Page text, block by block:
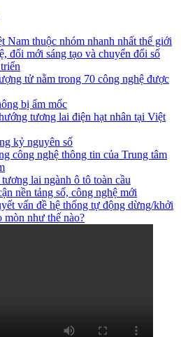
Nam thuộc nhóm nhanh nhất thế giới
đổi mới sáng tạo và chuyển đổi số
tử nằm trong 70 công nghệ được
bị ẩm mốc
tương lai điện hạt nhân tại Việt
kỷ nguyên số
công nghệ thông tin của Trung tâm
lai ngành ô tô toàn cầu
nền tảng số, công nghệ mới
vấn đề hệ thống tự động dừng/khởi
mòn như thế nào?